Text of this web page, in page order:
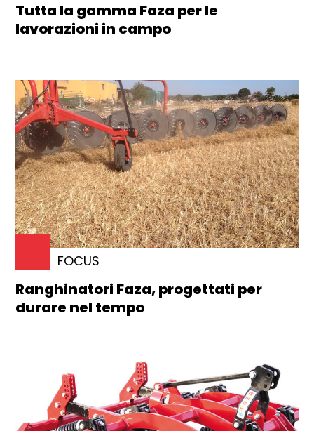
Tutta la gamma Faza per le
lavorazioni in campo
FOCUS
Ranghinatori Faza, progettati per
durare nel tempo